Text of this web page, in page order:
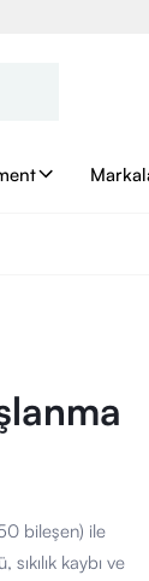
bileşen) ile
kaybı ve